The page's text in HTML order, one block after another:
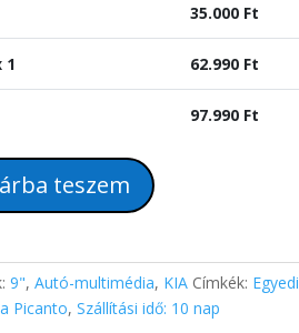
35.000Ft
1 62.990Ft
97.990Ft
teszem
9", Autó-multimédia, KIA Címkék: Egyedi
Picanto, Szállítási idő: 10 nap